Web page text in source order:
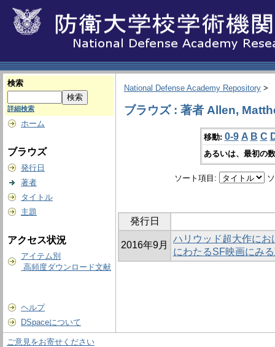
検索
詳細検索
ホーム
ブラウズ
発行日
著者
タイトル
主題
アクセス状況
アイテム別
高頻度ダウンロード文献
ヘルプ
DSpaceについて
National Defense Academy Repository >
ブラウズ : 著者 Allen,
移動: 0-9 A B C
あるいは、最初の
ソート項目:
発行日
2016年9月
ハリウッド超大作に
にわたるSF映画にみ
ご意見をお寄せください